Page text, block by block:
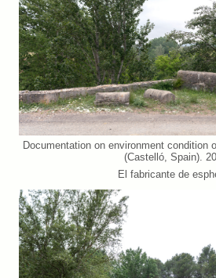
Documentation on environment condition
(Castelló, Spain).
El fabricante de